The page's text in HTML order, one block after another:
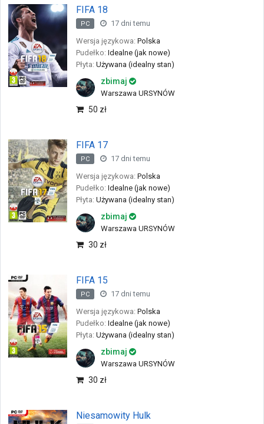
FIFA 18
PC
17 dni temu
Wersja językowa: Polska
Pudełko: Idealne (jak nowe)
Płyta: Używana (idealny stan)
zbimaj
Warszawa URSYNÓW
50 zł
FIFA 17
PC
17 dni temu
Wersja językowa: Polska
Pudełko: Idealne (jak nowe)
Płyta: Używana (idealny stan)
zbimaj
Warszawa URSYNÓW
30 zł
FIFA 15
PC
17 dni temu
Wersja językowa: Polska
Pudełko: Idealne (jak nowe)
Płyta: Używana (idealny stan)
zbimaj
Warszawa URSYNÓW
30 zł
Niesamowity Hulk